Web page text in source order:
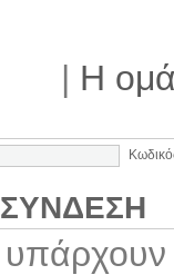
| Η
υπάρχουν